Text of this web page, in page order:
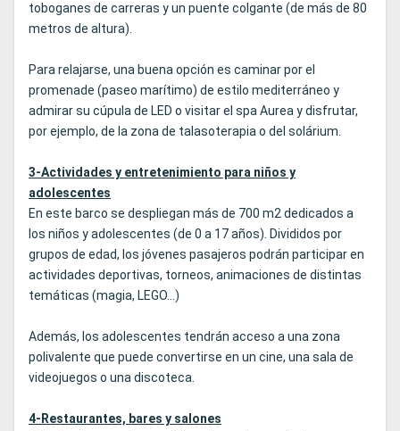
toboganes de carreras y un puente colgante (de más de 80
metros de altura).
Para relajarse, una buena opción es caminar por el
promenade (paseo marítimo) de estilo mediterráneo y
admirar su cúpula de LED o visitar el spa Aurea y disfrutar,
por ejemplo, de la zona de talasoterapia o del solárium.
3-Actividades y entretenimiento para niños y
adolescentes
En este barco se despliegan más de 700 m2 dedicados a
los niños y adolescentes (de 0 a 17 años). Divididos por
grupos de edad, los jóvenes pasajeros podrán participar en
actividades deportivas, torneos, animaciones de distintas
temáticas (magia, LEGO...)
Además, los adolescentes tendrán acceso a una zona
polivalente que puede convertirse en un cine, una sala de
videojuegos o una discoteca.
4-Restaurantes, bares y salones